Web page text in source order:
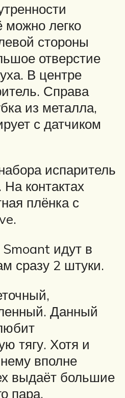
можно легко
стороны
отверстие
В центре
Справа
из металла,
с датчиком
испаритель
контактах
плёнка с
идут в
сразу 2 штуки.
Данный
тягу. Хотя и
вполне
выдаёт большие
пара.